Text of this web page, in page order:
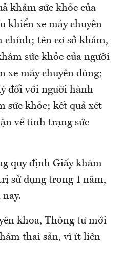
khám sức khỏe của
khiển xe máy chuyên
chính; tên cơ sở khám,
sức khỏe của người
xe máy chuyên dùng;
đối với người hành
sức khỏe; kết quả xét
về tình trạng sức
quy định Giấy khám
sử dụng trong 1 năm,
khoa, Thông tư mới
thai sản, vì ít liên